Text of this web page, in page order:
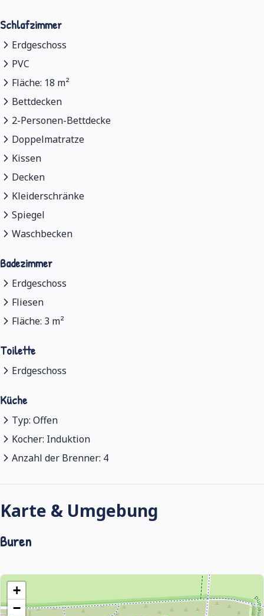
Schlafzimmer
Erdgeschoss
PVC
Fläche: 18 m²
Bettdecken
2-Personen-Bettdecke
Doppelmatratze
Kissen
Decken
Kleiderschränke
Spiegel
Waschbecken
Badezimmer
Erdgeschoss
Fliesen
Fläche: 3 m²
Toilette
Erdgeschoss
Küche
Typ: Offen
Kocher: Induktion
Anzahl der Brenner: 4
Karte & Umgebung
Buren
+
−